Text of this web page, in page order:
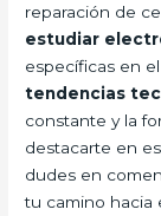
reparación de
estudiar
específicas en
tendencias
constante y la
destacarte en
dudes en
tu camino hacia